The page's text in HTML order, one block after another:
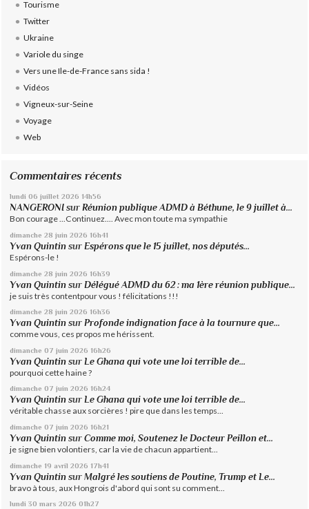
Tourisme
Twitter
Ukraine
Variole du singe
Vers une Ile-de-France sans sida !
Vidéos
Vigneux-sur-Seine
Voyage
Web
Commentaires récents
lundi 06 juillet 2026 14h56
NANGERONI surRéunion publique ADMD à Béthune, le 9 juillet à...
Bon courage ...Continuez.... Avec mon toute ma sympathie
dimanche 28 juin 2026 16h41
Yvan Quintin surEspérons que le 15 juillet, nos députés...
Espérons-le !
dimanche 28 juin 2026 16h39
Yvan Quintin surDélégué ADMD du 62 : ma 1ère réunion publique...
je suis très contentpour vous ! félicitations !!!
dimanche 28 juin 2026 16h36
Yvan Quintin surProfonde indignation face à la tournure que...
comme vous, ces propos me hérissent.
dimanche 07 juin 2026 16h26
Yvan Quintin sur Le Ghana qui vote une loi terrible de...
pourquoi cette haine ?
dimanche 07 juin 2026 16h24
Yvan Quintin surLe Ghana qui vote une loi terrible de...
véritable chasse aux sorcières ! pire que dans les temps...
dimanche 07 juin 2026 16h21
Yvan Quintin surComme moi, Soutenez le Docteur Peillon et...
je signe bien volontiers, car la vie de chacun appartient...
dimanche 19 avril 2026 17h41
Yvan Quintin surMalgré les soutiens de Poutine, Trump et Le...
bravo à tous, aux Hongrois d'abord qui sont su comment...
lundi 30 mars 2026 01h27